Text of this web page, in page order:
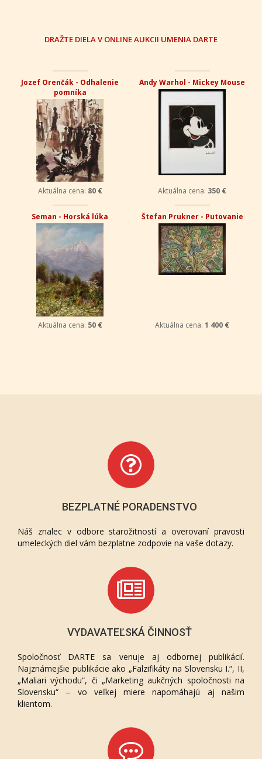
DRAŽTE DIELA V ONLINE AUKCII UMENIA DARTE
Jozef Orenčák - Odhalenie
pomníka
Aktuálna cena: 80 €
Andy Warhol - Mickey Mouse
Aktuálna cena: 350 €
Seman - Horská lúka
Aktuálna cena: 50 €
Štefan Prukner - Putovanie
Aktuálna cena: 1 400 €
BEZPLATNÉ PORADENSTVO
Náš znalec v odbore starožitností a overovaní pravosti
umeleckých diel vám bezplatne zodpovie na vaše dotazy.
VYDAVATEĽSKÁ ČINNOSŤ
Spoločnosť DARTE sa venuje aj odbornej publikácií.
Najznámejšie publikácie ako „Falzifikáty na Slovensku I.“, II,
„Maliari východu“, či „Marketing aukčných spoločnosti na
Slovensku“ – vo veľkej miere napomáhajú aj našim
klientom.